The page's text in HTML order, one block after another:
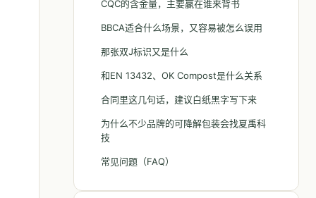
CQC的含金量，主要赢在谁来背书
BBCA适合什么场景，又容易被怎么误用
那张双J标识又是什么
和EN 13432、OK Compost是什么关系
合同里这几句话，建议白纸黑字写下来
为什么不少品牌的可降解包装会找夏禹科
技
常见问题（FAQ）